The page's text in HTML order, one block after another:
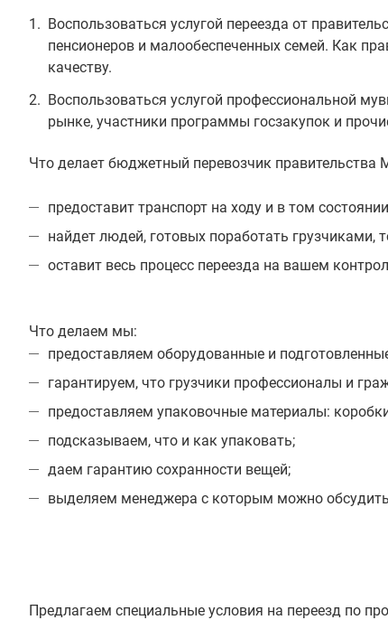
Воспользоваться услугой переезда от
пенсионеров и малообеспеченных семей. Как
качеству.
Воспользоваться услугой профессиональной
рынке, участники программы госзакупок и
Что делает бюджетный перевозчик правительства
предоставит транспорт на ходу и в том
найдет людей, готовых поработать грузчиками,
оставит весь процесс переезда на вашем
Что делаем мы:
предоставляем оборудованные и
гарантируем, что грузчики профессионалы и
предоставляем упаковочные материалы:
подсказываем, что и как упаковать;
даем гарантию сохранности вещей;
выделяем менеджера с которым можно обсудить
Предлагаем специальные условия на переезд по